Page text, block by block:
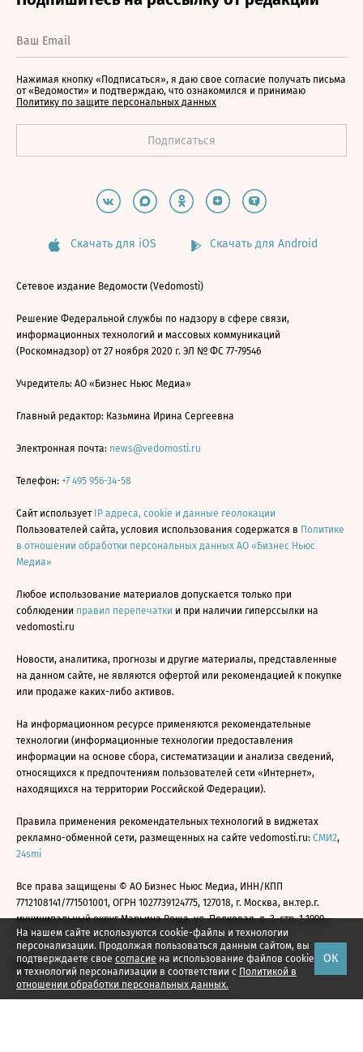
На нашем сайте используются cookie-файлы и технологии
персонализации. Продолжая пользоваться данным сайтом, вы
подтверждаете свое согласие на использование файлов cookie
и технологий персонализации в соответствии с Политикой в
отношении обработки персональных данных.
ОК
Нажимая кнопку «Подписаться», я даю свое согласие получать письма
от «Ведомости» и подтверждаю, что ознакомился и принимаю
Политику по защите персональных данных
Скачать для iOS Скачать для Android
Сетевое издание Ведомости (Vedomosti)
Решение Федеральной службы по надзору в сфере связи,
информационных технологий и массовых коммуникаций
(Роскомнадзор) от 27 ноября 2020 г. ЭЛ № ФС 77-79546
Учредитель: АО «Бизнес Ньюс Медиа»
Главный редактор: Казьмина Ирина Сергеевна
Электронная почта: news@vedomosti.ru
Телефон: +7 495 956-34-58
Сайт использует IP адреса, cookie и данные геолокации
Пользователей сайта, условия использования содержатся в Политике
в отношении обработки персональных данных АО «Бизнес Ньюс
Медиа»
Любое использование материалов допускается только при
соблюдении правил перепечатки и при наличии гиперссылки на
vedomosti.ru
Новости, аналитика, прогнозы и другие материалы, представленные
на данном сайте, не являются офертой или рекомендацией к покупке
или продаже каких-либо активов.
На информационном ресурсе применяются рекомендательные
технологии (информационные технологии предоставления
информации на основе сбора, систематизации и анализа сведений,
относящихся к предпочтениям пользователей сети «Интернет»,
находящихся на территории Российской Федерации).
Правила применения рекомендательных технологий в виджетах
рекламно-обменной сети, размещенных на сайте vedomosti.ru: СМИ2,
24smi
Все права защищены © АО Бизнес Ньюс Медиа, ИНН/КПП
7712108141/771501001, ОГРН 1027739124775, 127018, г. Москва, вн.тер.г.
муниципальный округ Марьина Роща, ул. Полковая, д. 3, стр. 1 1999—
2026